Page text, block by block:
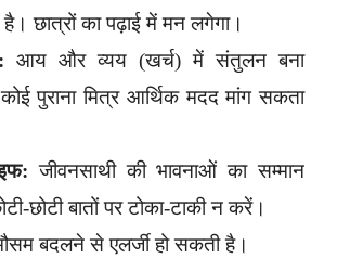
है। छात्रों का पढ़ाई में मन लगेगा।
आय और व्यय (खर्च) में संतुलन बना
पुराना मित्र आर्थिक मदद मांग सकता
जीवनसाथी की भावनाओं का सम्मान
छोटी बातों पर टोका-टाकी न करें।
बदलने से एलर्जी हो सकती है।